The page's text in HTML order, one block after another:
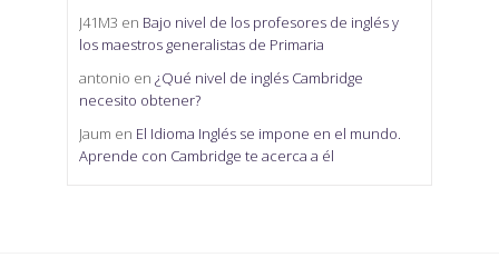
J41M3 en Bajo nivel de los profesores de inglés y
los maestros generalistas de Primaria
antonio en ¿Qué nivel de inglés Cambridge
necesito obtener?
Jaum en El Idioma Inglés se impone en el mundo.
Aprende con Cambridge te acerca a él